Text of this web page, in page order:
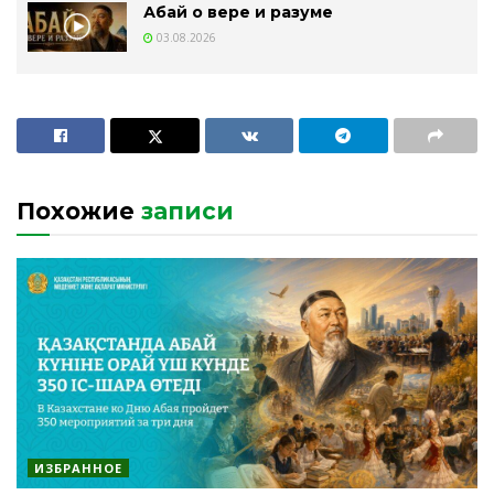
Абай о вере и разуме
03.08.2026
Похожие записи
ИЗБРАННОЕ